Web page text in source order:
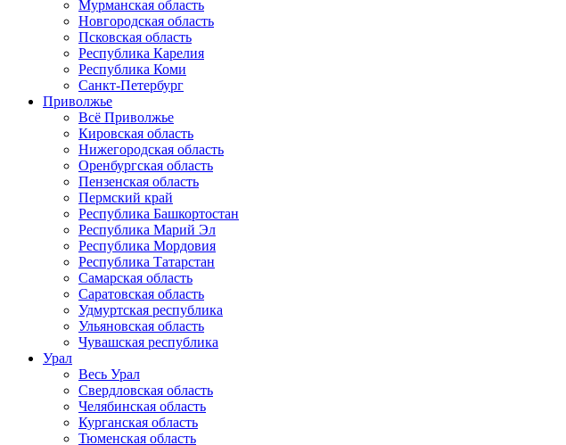
Мурманская область
Новгородская область
Псковская область
Республика Карелия
Республика Коми
Санкт-Петербург
Приволжье
Всё Приволжье
Кировская область
Нижегородская область
Оренбургская область
Пензенская область
Пермский край
Республика Башкортостан
Республика Марий Эл
Республика Мордовия
Республика Татарстан
Самарская область
Саратовская область
Удмуртская республика
Ульяновская область
Чувашская республика
Урал
Весь Урал
Свердловская область
Челябинская область
Курганская область
Тюменская область